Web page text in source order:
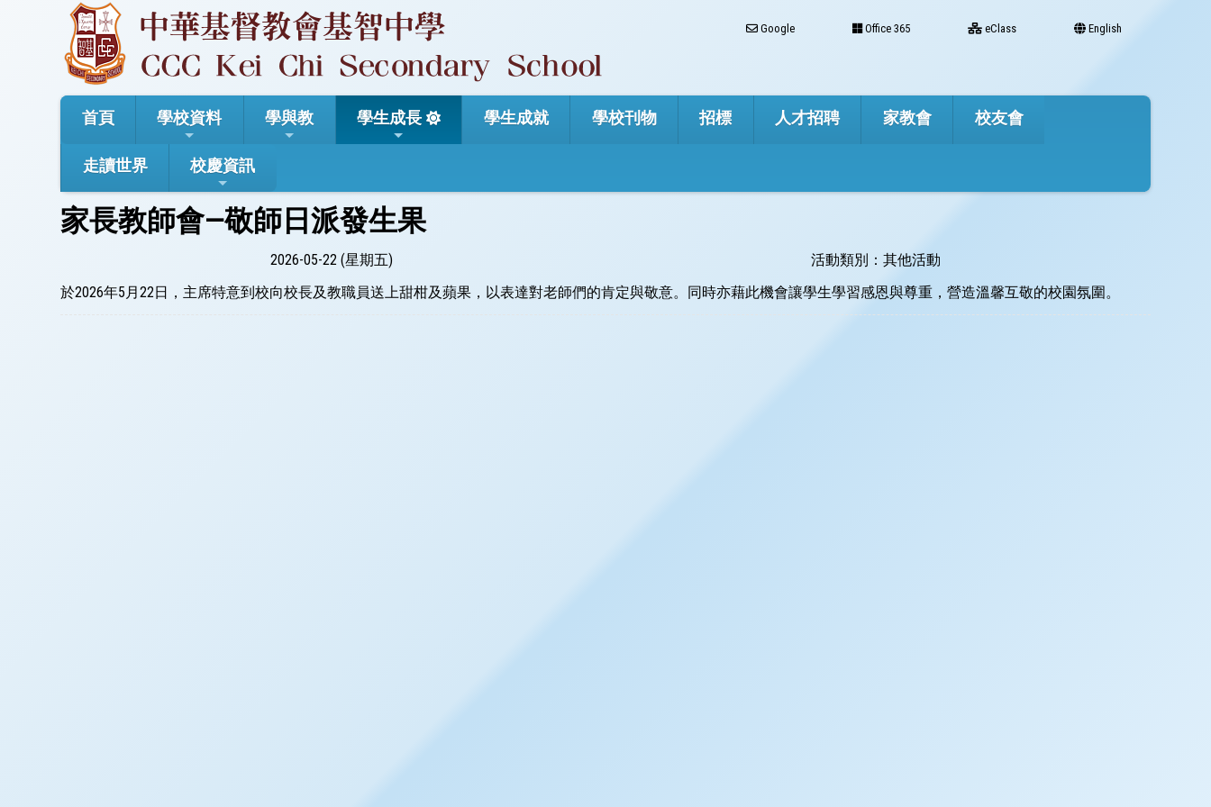
Google Office 365 eClass English
首頁 學校資料 學與教 學生成長 學生成就 學校刊物 招標 人才招聘 家教會 校友會
走讀世界 校慶資訊
家長教師會—敬師日派發生果
2026-05-22 (星期五)
活動類別：其他活動
於2026年5月22日，主席特意到校向校長及教職員送上甜柑及蘋果，以表達對老師們的肯定與敬意。同時亦藉此機會讓學生學習感恩與尊重，營造溫馨互敬的校園氛圍。